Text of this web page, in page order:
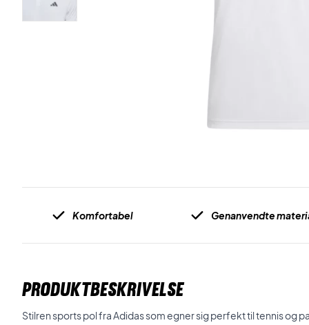
Komfortabel Genanvendte
PRODUKTBESKRIVELSE
Stilren sports pol fra Adidas som egner sig perfekt til tennis og